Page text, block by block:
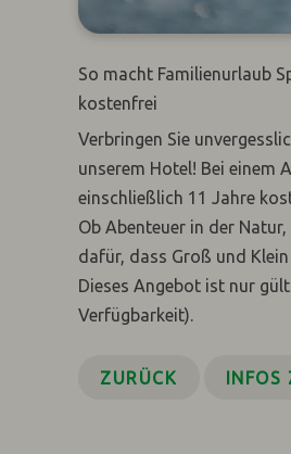
So macht Familienurlaub
kostenfrei
Verbringen Sie
unserem Hotel! Bei einem
einschließlich 11 Jahre
Ob Abenteuer in der
dafür, dass Groß und
Dieses Angebot ist nur
Verfügbarkeit).
ZURÜCK INFOS